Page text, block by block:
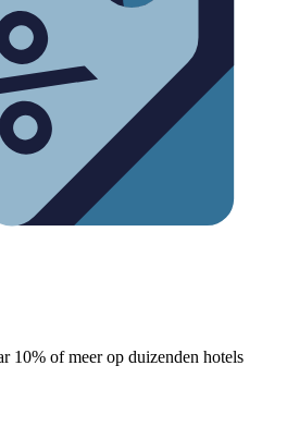
10% of meer op duizenden hotels